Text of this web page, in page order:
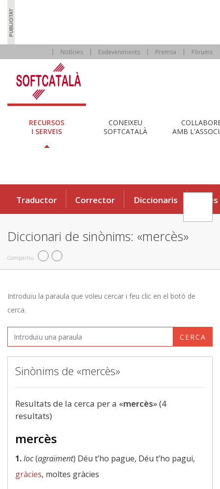
Notícies Esdeveniments Premsa Fòrums
RECURSOS
I SERVEIS
CONEIXEU
SOFTCATALÀ
AMB
Traductor Corrector Diccionaris Eines
Diccionari de sinònims: «mercès»
Compartiu
Introduïu la paraula que voleu cercar i feu clic en el botó de
cerca.
CERCA
Sinònims de «mercès»
Resultats de la cerca per a «mercès» (4
resultats)
mercès
1.loc(agraïment) Déu t’ho pague, Déu t’ho pagui,
gràcies, moltes gràcies